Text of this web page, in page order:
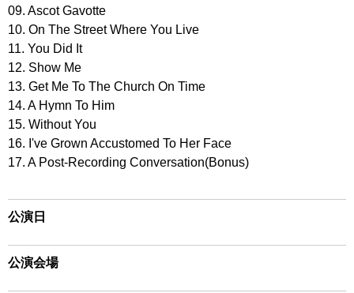
09. Ascot Gavotte
10. On The Street Where You Live
11. You Did It
12. Show Me
13. Get Me To The Church On Time
14. A Hymn To Him
15. Without You
16. I've Grown Accustomed To Her Face
17. A Post-Recording Conversation(Bonus)
公演日
公演会場